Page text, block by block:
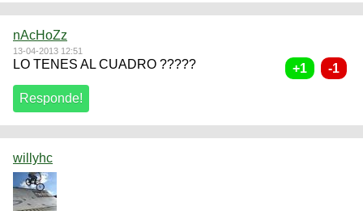
nAcHoZz
13-04-2013 12:51
LO TENES AL CUADRO ?????
willyhc